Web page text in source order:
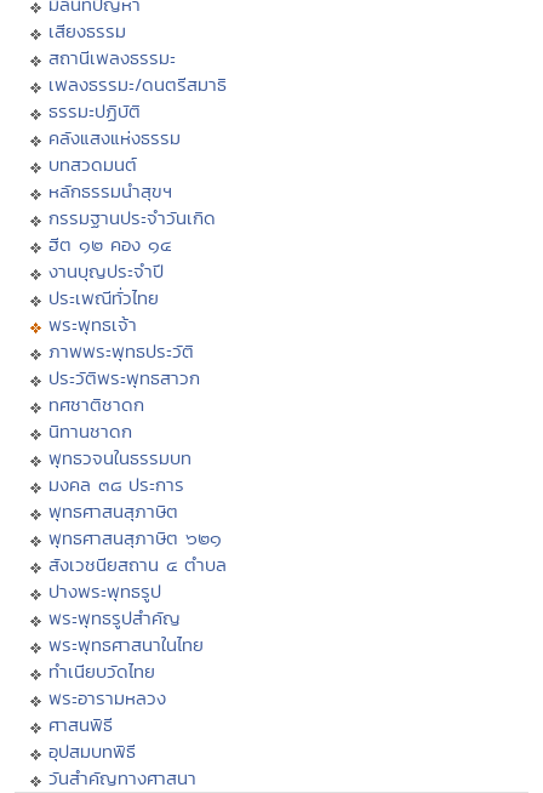
เสียงธรรม
สถานีเพลงธรรมะ
เพลงธรรมะ/ดนตรีสมาธิ
ธรรมะปฏิบัติ
คลังแสงแห่งธรรม
บทสวดมนต์
หลักธรรมนำสุขฯ
กรรมฐานประจำวันเกิด
ฮีต ๑๒ คอง ๑๔
งานบุญประจำปี
ประเพณีทั่วไทย
พระพุทธเจ้า
ภาพพระพุทธประวัติ
ประวัติพระพุทธสาวก
ทศชาติชาดก
นิทานชาดก
พุทธวจนในธรรมบท
มงคล ๓๘ ประการ
พุทธศาสนสุภาษิต
พุทธศาสนสุภาษิต ๖๒๑
สังเวชนียสถาน ๔ ตำบล
ปางพระพุทธรูป
พระพุทธรูปสำคัญ
พระพุทธศาสนาในไทย
ทำเนียบวัดไทย
พระอารามหลวง
ศาสนพิธี
อุปสมบทพิธี
วันสำคัญทางศาสนา